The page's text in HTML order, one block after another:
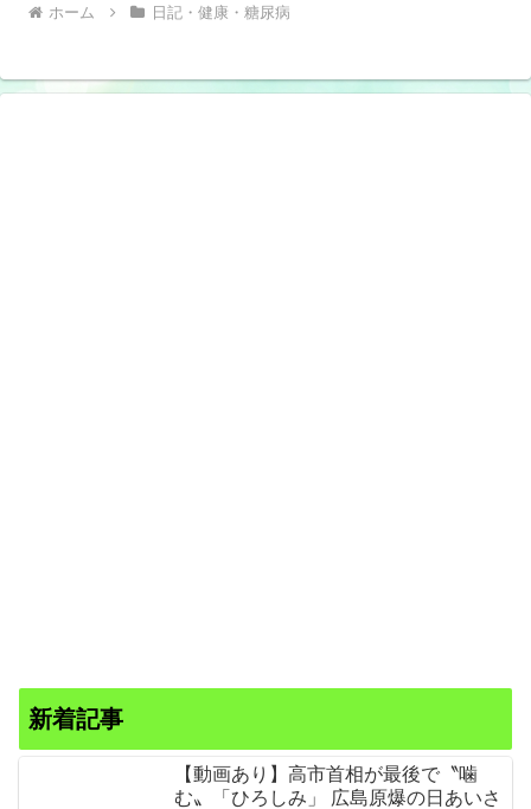
ホーム 日記・健康・糖尿病
新着記事
【動画あり】高市首相が最後で〝噛
む〟「ひろしみ」 広島原爆の日あいさ